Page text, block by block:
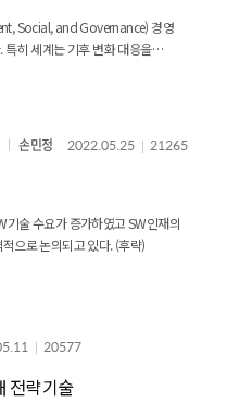
Social, and Governance) 경영
히 세계는 기후 변화 대응을
손민정 2022.05.25 21265
기술 수요가 증가하였고 SW인재의
으로 논의되고 있다. (후략)
20577
전략 기술